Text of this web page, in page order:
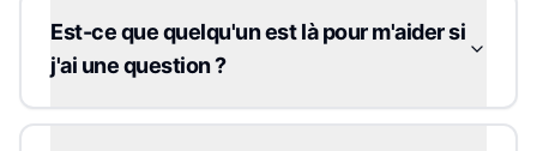
Est-ce que quelqu'un est là pour m'aider si
j'ai une question ?